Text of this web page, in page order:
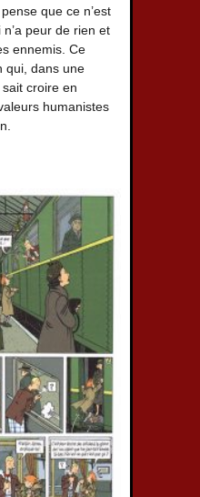
que ce n’est
peur de rien et
ennemis. Ce
qui, dans une
croire en
humanistes